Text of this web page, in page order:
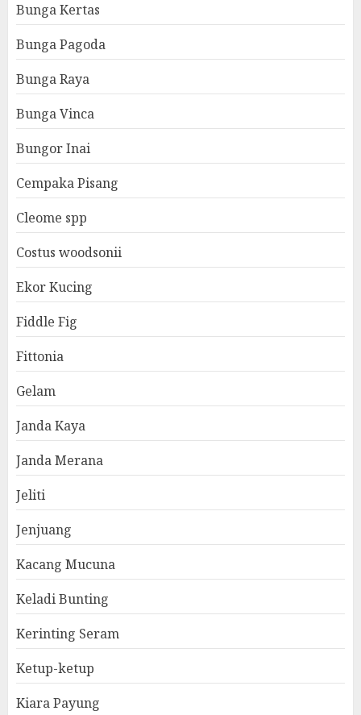
Bunga Kertas
Bunga Pagoda
Bunga Raya
Bunga Vinca
Bungor Inai
Cempaka Pisang
Cleome spp
Costus woodsonii
Ekor Kucing
Fiddle Fig
Fittonia
Gelam
Janda Kaya
Janda Merana
Jeliti
Jenjuang
Kacang Mucuna
Keladi Bunting
Kerinting Seram
Ketup-ketup
Kiara Payung